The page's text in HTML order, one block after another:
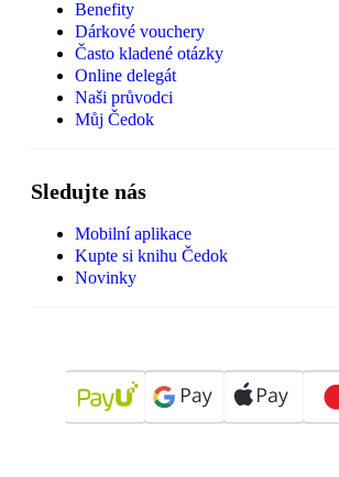
Benefity
Dárkové vouchery
Často kladené otázky
Online delegát
Naši průvodci
Můj Čedok
Sledujte nás
Mobilní aplikace
Kupte si knihu Čedok
Novinky